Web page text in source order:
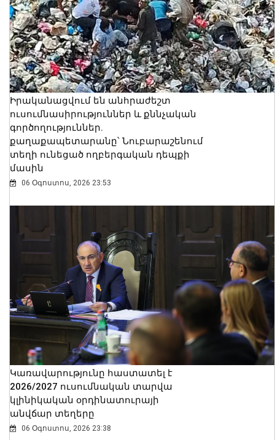
Իրականացվում են անհրաժեշտ
ուսումնասիրություններ և քննչական
գործողություններ.
քաղաքապետարանը՝ Նուբարաշենում
տեղի ունեցած ողբերգական դեպքի
մասին
06 Օգոստոս, 2026 23:53
Կառավարությունը հաստատել է
2026/2027 ուսումնական տարվա
կլինիկական օրդինատուրայի
անվճար տեղերը
06 Օգոստոս, 2026 23:38